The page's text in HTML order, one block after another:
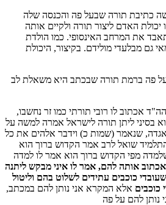
כתיבת תורה שבעל פה והכנסה שלה
האדם ליצור תורה ולקיים אותה
את המרחב האינסופי. כמו הולדת
גם מבלעדי מולידם. בקיצור, היכולת
פה ברמת תורה שבכתב היא משאלת לב
אכתוב לו רובי תורתי כמו זר נחשבו,
בסיני ליתן תורה לישראל אמרה למשה על
שנאמר (שמות כ) וידבר אלהים את כל
שואל לרב אמר הקדוש ברוך הוא
מפי הקדוש ברוך הוא אמר לו למדה
אותה להם, אמר לו איני מבקש ליתנה
כוכבים עתידים לשלוט בהם וליטול
כוכבים אלא המקרא אני נותן להם במכתב,
נותן להם על פה